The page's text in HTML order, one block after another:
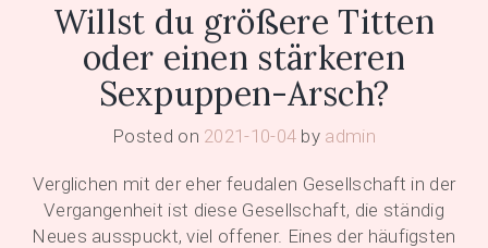
Willst du größere Titten
oder einen stärkeren
Sexpuppen-Arsch?
Posted on 2021-10-04 by admin
Verglichen mit der eher feudalen Gesellschaft in der
Vergangenheit ist diese Gesellschaft, die ständig
Neues ausspuckt, viel offener. Eines der häufigsten